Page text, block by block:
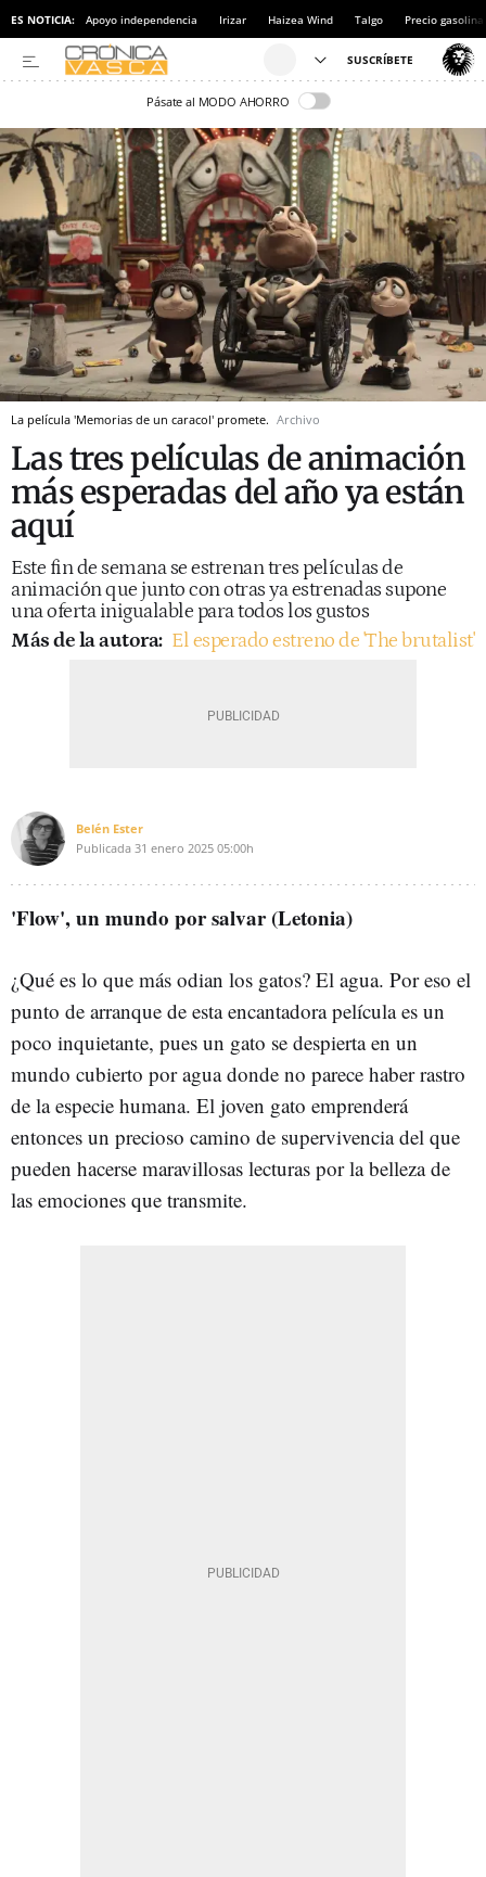
ES NOTICIA: Apoyo independencia Irizar Haizea Wind Talgo Precio gasolina
Pásate al MODO AHORRO
La película 'Memorias de un caracol' promete. Archivo
Las tres películas de animación
más esperadas del año ya están
aquí
Este fin de semana se estrenan tres películas de
animación que junto con otras ya estrenadas supone
una oferta inigualable para todos los gustos
Más de la autora: El esperado estreno de 'The brutalist'
Belén Ester
Publicada 31 enero 2025 05:00h
'Flow', un mundo por salvar (Letonia)
¿Qué es lo que más odian los gatos? El agua. Por eso el
punto de arranque de esta encantadora película es un
poco inquietante, pues un gato se despierta en un
mundo cubierto por agua donde no parece haber rastro
de la especie humana. El joven gato emprenderá
entonces un precioso camino de supervivencia del que
pueden hacerse maravillosas lecturas por la belleza de
las emociones que transmite.